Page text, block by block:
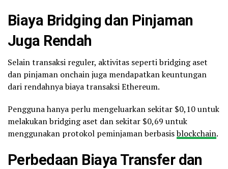
Biaya Bridging dan Pinjaman
Juga Rendah
Selain transaksi reguler, aktivitas seperti bridging aset
dan pinjaman onchain juga mendapatkan keuntungan
dari rendahnya biaya transaksi Ethereum.
Pengguna hanya perlu mengeluarkan sekitar $0,10 untuk
melakukan bridging aset dan sekitar $0,69 untuk
menggunakan protokol peminjaman berbasisblockchain.
Perbedaan Biaya Transfer dan